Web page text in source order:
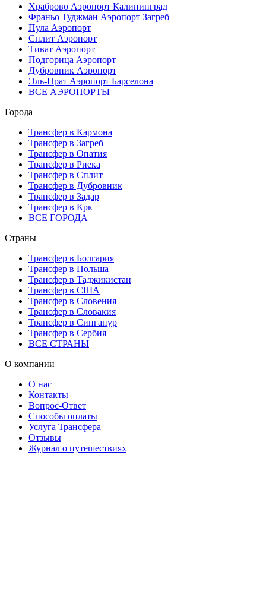
Храброво Аэропорт Калининград
Франьо Туджман Аэропорт Загреб
Пула Аэропорт
Сплит Аэропорт
Тиват Аэропорт
Подгорица Аэропорт
Дубровник Аэропорт
Эль-Прат Аэропорт Барселона
ВСЕ АЭРОПОРТЫ
Города
Трансфер в Кармона
Трансфер в Загреб
Трансфер в Опатия
Трансфер в Риека
Трансфер в Сплит
Трансфер в Дубровник
Трансфер в Задар
Трансфер в Крк
ВСЕ ГОРОДА
Страны
Трансфер в Болгария
Трансфер в Польша
Трансфер в Таджикистан
Трансфер в США
Трансфер в Словения
Трансфер в Словакия
Трансфер в Сингапур
Трансфер в Сербия
ВСЕ СТРАНЫ
О компании
О нас
Контакты
Вопрос-Ответ
Способы оплаты
Услуга Трансфера
Отзывы
Журнал о путешествиях